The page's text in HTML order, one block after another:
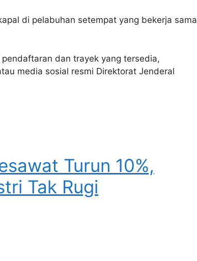
di pelabuhan setempat yang bekerja sama
dan trayek yang tersedia,
media sosial resmi Direktorat Jenderal
Turun 10%,
Tak Rugi